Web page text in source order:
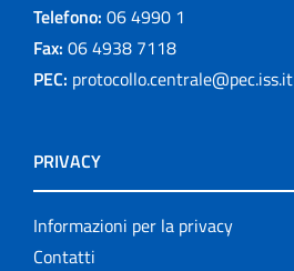
Telefono: 06 4990 1
Fax: 06 4938 7118
PEC: protocollo.centrale@pec.iss.it
PRIVACY
Informazioni per la privacy
Contatti